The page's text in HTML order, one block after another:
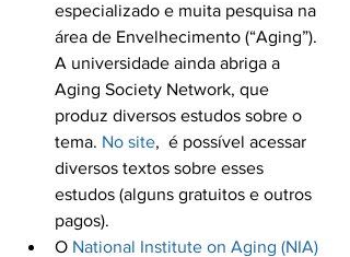
especializado e muita pesquisa na
área de Envelhecimento (“Aging”).
A universidade ainda abriga a
Aging Society Network, que
produz diversos estudos sobre o
tema. No site,  é possível acessar
diversos textos sobre esses
estudos (alguns gratuitos e outros
pagos).
O National Institute on Aging (NIA)